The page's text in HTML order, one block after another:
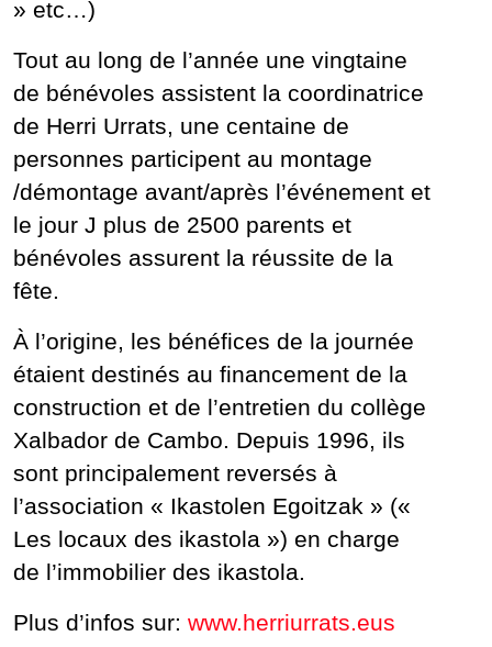
» etc…)
Tout au long de l’année une vingtaine
de bénévoles assistent la coordinatrice
de Herri Urrats, une centaine de
personnes participent au montage
/démontage avant/après l’événement et
le jour J plus de 2500 parents et
bénévoles assurent la réussite de la
fête.
À l’origine, les bénéfices de la journée
étaient destinés au financement de la
construction et de l’entretien du collège
Xalbador de Cambo. Depuis 1996, ils
sont principalement reversés à
l’association « Ikastolen Egoitzak » («
Les locaux des ikastola ») en charge
de l’immobilier des ikastola.
Plus d’infos sur: www.herriurrats.eus